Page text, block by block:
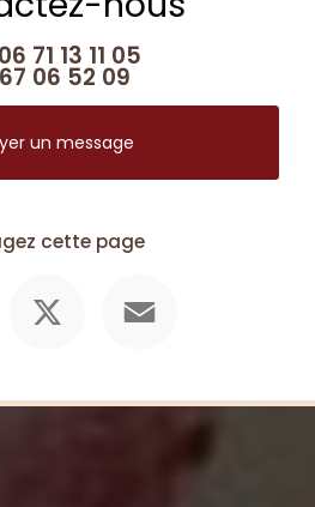
06 71 13 11 05
06 52 09
un message
cette page